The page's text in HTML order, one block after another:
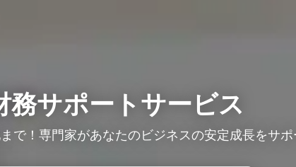
務サポートサービス
で！専門家があなたのビジネスの安定成長をサポ